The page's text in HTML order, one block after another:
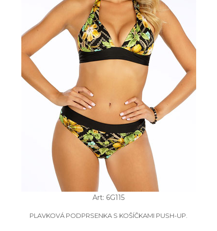
Art: 6G115
PLAVKOVÁ PODPRSENKA S KOŠÍČKAMI PUSH-UP.